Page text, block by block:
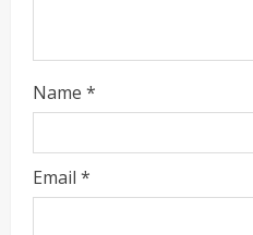
Name *
Email *